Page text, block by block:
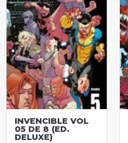
INVENCIBLE VOL
05 DE 8 (ED.
DELUXE)